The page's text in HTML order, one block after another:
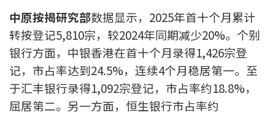
装修设计专栏
火险、家居、宠物保险
保险资讯专栏
联络我们
中原按揭研究部数据显示，2025年首十个月累计
转按登记5,810宗，较2024年同期减少20%。个别
银行方面，中银香港在首十个月录得1,426宗登
记，市占率达到24.5%，连续4个月稳居第一。至
于汇丰银行录得1,092宗登记，市占率约18.8%，
屈居第二。另一方面，恒生银行市占率约